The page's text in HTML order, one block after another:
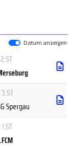
Datum anzeigen
Spergau
, 1.ST